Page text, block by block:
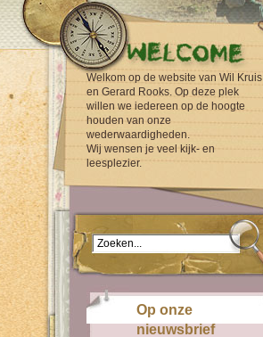
Welkom op de website van Wil Kruis
en Gerard Rooks. Op deze plek
willen we iedereen op de hoogte
houden van onze
wederwaardigheden.
Wij wensen je veel kijk- en
leesplezier.
Op onze
nieuwsbrief